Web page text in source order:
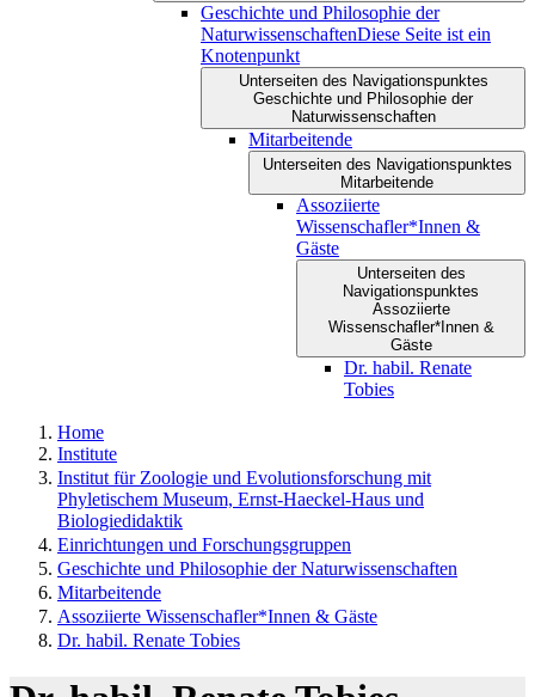
Geschichte und Philosophie der
NaturwissenschaftenDiese Seite ist ein
Knotenpunkt
Unterseiten des Navigationspunktes
Geschichte und Philosophie der
Naturwissenschaften
Mitarbeitende
Unterseiten des Navigationspunktes
Mitarbeitende
Assoziierte
Wissenschafler*Innen &
Gäste
Unterseiten des
Navigationspunktes
Assoziierte
Wissenschafler*Innen &
Gäste
Dr. habil. Renate
Tobies
Home
Institute
Institut für Zoologie und Evolutionsforschung mit
Phyletischem Museum, Ernst-Haeckel-Haus und
Biologiedidaktik
Einrichtungen und Forschungsgruppen
Geschichte und Philosophie der Naturwissenschaften
Mitarbeitende
Assoziierte Wissenschafler*Innen & Gäste
Dr. habil. Renate Tobies